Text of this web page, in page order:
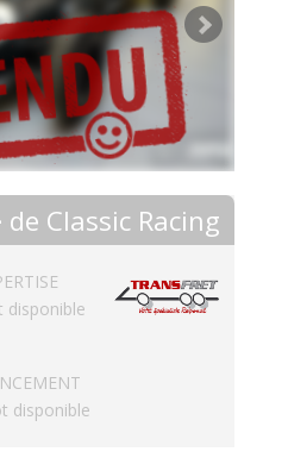
de Classic Racing
disponible
disponible